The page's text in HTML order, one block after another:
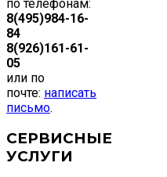
по телефонам:
8(495)984-16-
84
8(926)161-61-
05
или по
почте: написать
письмо.
СЕРВИСНЫЕ
УСЛУГИ